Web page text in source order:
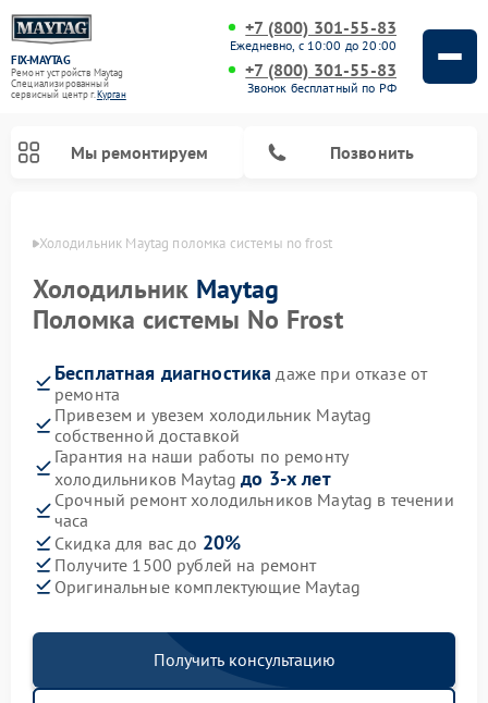
FIX-MAYTAG
Ремонт устройств Maytag
Специализированный
cервисный центр г.Курган
+7 (800) 301-55-83
Ежедневно, с 10:00 до 20:00
+7 (800) 301-55-83
Звонок бесплатный по РФ
Мы ремонтируем Позвонить
Холодильник Maytag поломка системы no frost
Холодильник Maytag
Поломка системы No Frost
Бесплатная диагностика даже при отказе от
ремонта
Привезем и увезем холодильник Maytag
собственной доставкой
Гарантия на наши работы по ремонту
холодильников Maytagдо 3-х лет
Срочный ремонт холодильников Maytag в течении
часа
Скидка для вас до 20%
Получите 1500 рублей на ремонт
Оригинальные комплектующие Maytag
Получить консультацию